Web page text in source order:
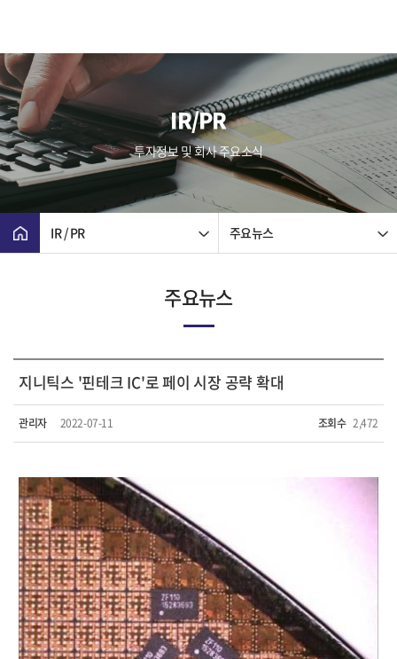
IR/PR
투자정보 및 회사 주요소식
IR / PR 주요뉴스
주요뉴스
지니틱스 '핀테크 IC'로 페이 시장 공략 확대
관리자 2022-07-11 조회수 2,472